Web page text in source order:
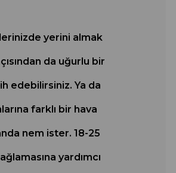
yerini almak
da uğurlu bir
edebilirsiniz. Ya da
farklı bir hava
nem ister. 18-25
yardımcı